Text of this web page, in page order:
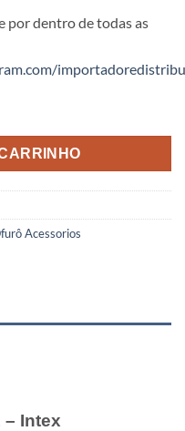
por dentro de todas as
Acessorios
– Intex